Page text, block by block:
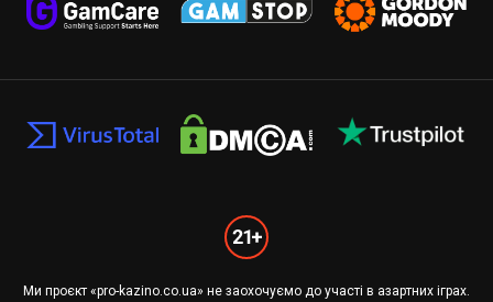
Ми проєкт «pro-kazino.co.ua» не заохочуємо до участі в азартних іграх.